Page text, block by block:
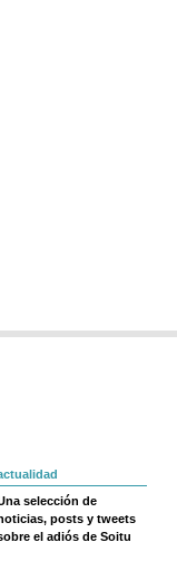
selección de
posts y tweets
el adiós de Soitu